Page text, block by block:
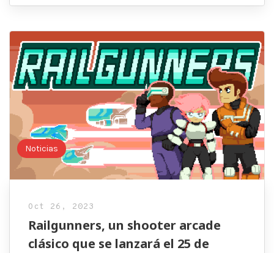
Noticias
Oct 26, 2023
Railgunners, un shooter arcade
clásico que se lanzará el 25 de